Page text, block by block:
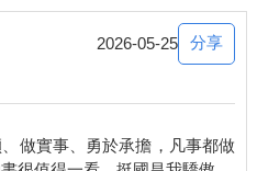
時的我來說，功課是在學校就
考前兩天才需要面對的問題。
，那是身為家庭主婦的她，給
時還去學裁縫、學插花，把家裡
2026-05-25 分享
做實事、勇於承擔，凡事都做